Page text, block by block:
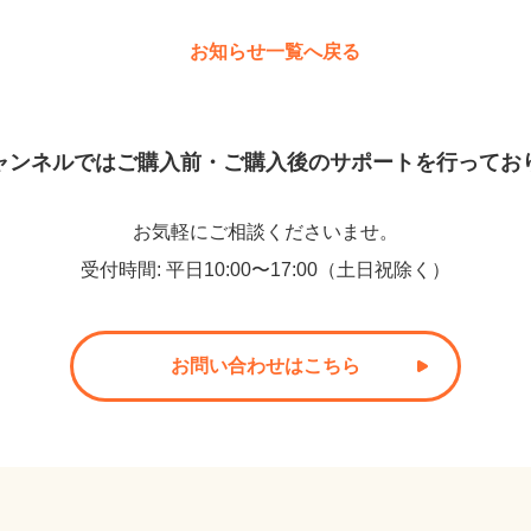
お知らせ一覧へ戻る
ンネルではご購入前・ご購入後のサポートを行ってお
お気軽にご相談くださいませ。
受付時間: 平日10:00〜17:00（土日祝除く）
お問い合わせはこちら